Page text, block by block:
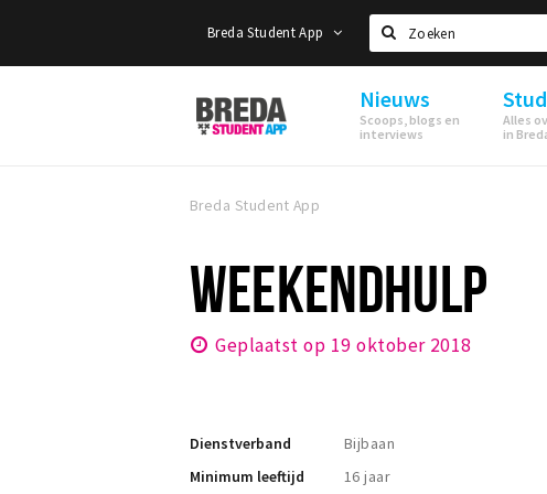
Breda Student App
Zoeken
Breda
Student
Nieuws
Scoops, blogs en
interviews
Alles
in
Breda Student App
WEEKENDHULP
Geplaatst op 19 oktober 2018
Dienstverband
Bijbaan
Minimum leeftijd
16 jaar